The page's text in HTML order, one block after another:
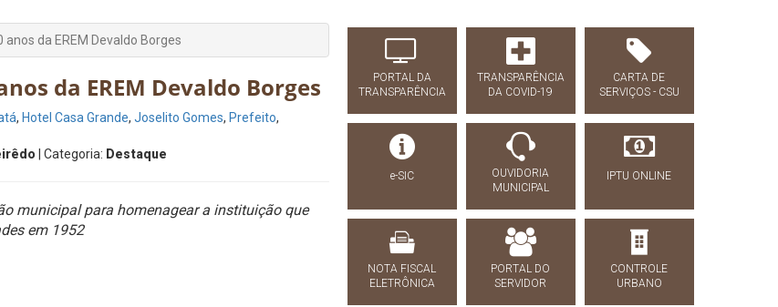
da EREM Devaldo Borges
da EREM Devaldo Borges
, Hotel Casa Grande, Joselito Gomes, Prefeito,
| Categoria: Destaque
municipal para homenagear a instituição que
em 1952
PORTAL DA
TRANSPARÊNCIA
TRANSPARÊNCIA
DA COVID-19
CARTA DE
SERVIÇOS - CSU
e-SIC
OUVIDORIA
MUNICIPAL
IPTU ONLINE
NOTA FISCAL
ELETRÔNICA
PORTAL DO
SERVIDOR
CONTROLE
URBANO